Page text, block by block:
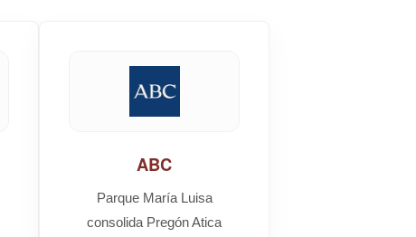
ABC
Parque María Luisa
consolida Pregón Atica